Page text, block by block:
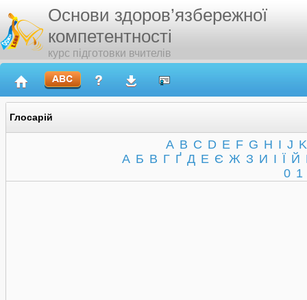
Основи здоров’язбережної
компетентності
курс підготовки вчителів
Глосарій
A B C D E F G H I J K
А Б В Г Ґ Д Е Є Ж З И І Ї Й
0 1